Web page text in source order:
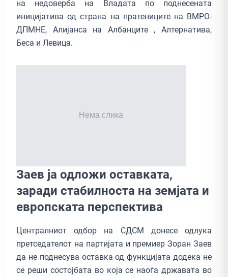
на недоверба на Владата по поднесената
иницијатива од страна на пратениците на ВМРО-
ДПМНЕ, Алијанса на Албанците , Алтернатива,
Беса и Левица.
Заев ја одложи оставката,
заради стабилноста на земјата и
европската перспектива
Централниот одбор на СДСМ донесе одлука
претседателот на партијата и премиер Зоран Заев
да не поднесува оставка од функцијата додека не
се реши состојбата во која се наоѓа државата во